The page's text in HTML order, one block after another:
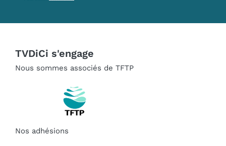
TVDiCi s'engage
Nous sommes associés de TFTP
Nos adhésions